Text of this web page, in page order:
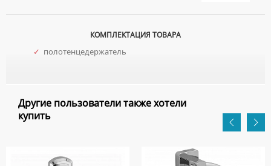
КОМПЛЕКТАЦИЯ ТОВАРА
✓ полотенцедержатель
Другие пользователи также хотели
купить